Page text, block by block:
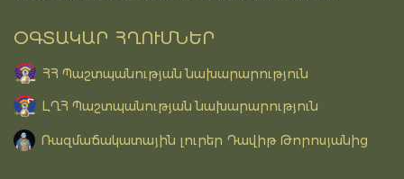
ՕԳՏԱԿԱՐ ՀՂՈՒՄՆԵՐ
ՀՀ Պաշտպանության նախարարություն
ԼՂՀ Պաշտպանության նախարարություն
Ռազմաճակատային լուրեր Դավիթ Թորոսյանից